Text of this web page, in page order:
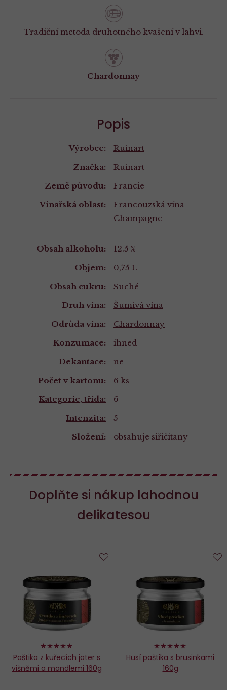
Tradiční metoda druhotného kvašení v lahvi.
Chardonnay
Popis
Výrobce:
Ruinart
Značka:
Ruinart
Země původu:
Francie
Vinařská oblast:
Francouzská vína
Champagne
Vlastnosti
Obsah alkoholu:
12.5 %
Objem:
0,75 L
Obsah cukru:
Suché
Druh vína:
Šumivá vína
Odrůda vína:
Chardonnay
Konzumace:
ihned
Dekantace:
ne
Počet v kartonu:
6 ks
Kategorie, třída:
6
Intenzita:
5
Složení:
obsahuje siřičitany
Doplňte si nákup lahodnou
delikatesou
96%
Paštika z kuřecích jater s
višněmi a mandlemi 160g
oblíbených
98%
Husí paštika s brusinkami
160g